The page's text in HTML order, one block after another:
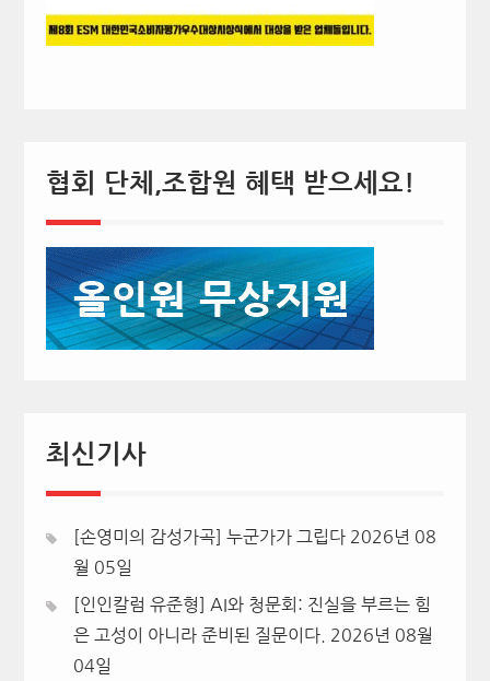
협회 단체,조합원 혜택 받으세요!
최신기사
[손영미의 감성가곡] 누군가가 그립다 2026년 08
월 05일
[인인칼럼 유준형] AI와 청문회: 진실을 부르는 힘
은 고성이 아니라 준비된 질문이다.
2026년 08월
04일